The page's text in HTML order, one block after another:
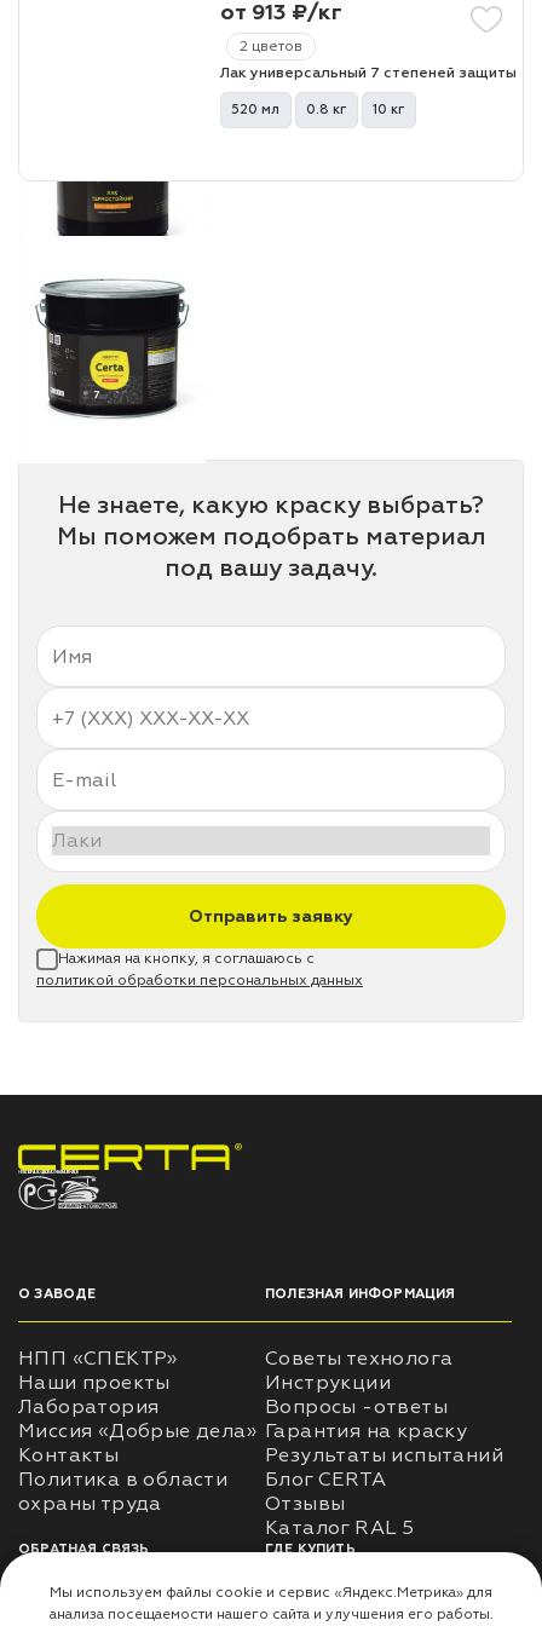
2 цветов
от 913 ₽/кг
Лак универсальный 7 степеней защиты
520 мл 0.8 кг 10 кг
Не знаете, какую краску выбрать?
Мы поможем подобрать материал
под вашу задачу.
Отправить заявку
Нажимая на кнопку, я соглашаюсь с
политикой обработки персональных данных
НПП «СПЕКТР» ЗАВОД ЛАКОКРАСОЧНЫХ МАТЕРИАЛОВ
О ЗАВОДЕ
НПП «СПЕКТР»
Наши проекты
Лаборатория
Миссия «Добрые дела»
Контакты
Политика в области
ПОЛЕЗНАЯ ИНФОРМАЦИЯ
Советы технолога
Инструкции
Вопросы -ответы
Гарантия на краску
Результаты испытаний
Блог CERTA
Отзывы
Каталог RAL 5
ОБРАТНАЯ СВЯЗЬ
Использование
ГДЕ КУПИТЬ
Доставка